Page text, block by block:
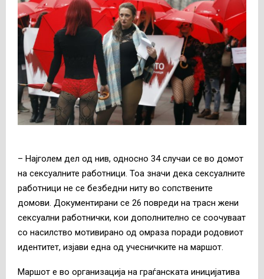
– Најголем дел од нив, односно 34 случаи се во домот
на сексуалните работници. Тоа значи дека сексуалните
работници не се безбедни ниту во сопствените
домови. Документирани се 26 повреди на трасн жени
сексуални работнички, кои дополнително се соочуваат
со насилство мотивирано од омраза поради родовиот
идентитет, изјави една од учесничките на маршот.
Маршот е во организација на граѓанската иницијатива